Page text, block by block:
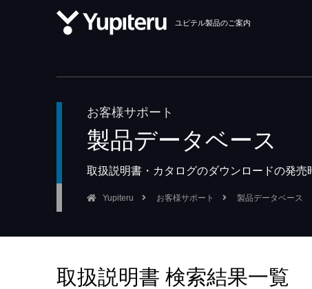
ユピテル製品のご案内
お客様サポート
製品データベース
取扱説明書・カタログのダウンロードの発売
Yupiteru お客様サポート 製品データベース
取扱説明書 検索結果一覧